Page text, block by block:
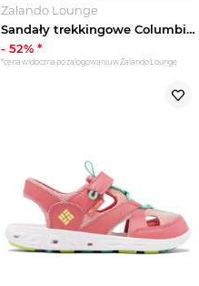
Zalando Lounge
Sandały trekkingowe Columbia czarny
- 52% *
*cena widoczna po zalogowaniu w Zalando Lounge